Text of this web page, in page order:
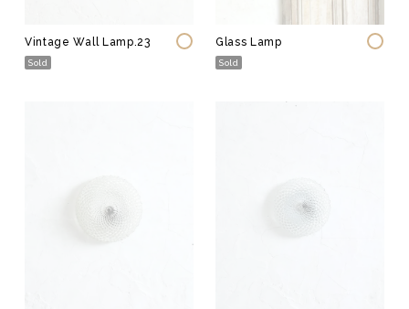
Vintage Wall Lamp.23
Sold
Glass Lamp
Sold